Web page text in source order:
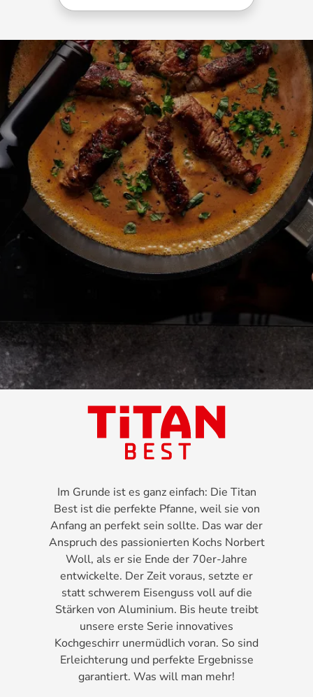
Im Grunde ist es ganz einfach: Die Titan
Best ist die perfekte Pfanne, weil sie von
Anfang an perfekt sein sollte. Das war der
Anspruch des passionierten Kochs Norbert
Woll, als er sie Ende der 70er-Jahre
entwickelte. Der Zeit voraus, setzte er
statt schwerem Eisenguss voll auf die
Stärken von Aluminium. Bis heute treibt
unsere erste Serie innovatives
Kochgeschirr unermüdlich voran. So sind
Erleichterung und perfekte Ergebnisse
garantiert. Was will man mehr!